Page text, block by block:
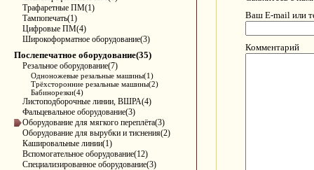
Трафаретные ПМ(1)
Тампопечать(1)
Цифровые ПМ(4)
Широкоформатное оборудование(3)
Послепечатное оборудование(35)
Резальное оборудование(7)
Одноножевые резальные машины(1)
Трёхсторонние резальные машины(2)
Бабинорезки(4)
Листоподборочные линии, ВШРА(4)
Фальцевальное оборудование(3)
Оборудование для мягкого переплёта(3)
Оборудование для вырубки и тиснения(2)
Кашировальные линии(1)
Вспомогательное оборудование(12)
Специализированное оборудование(3)
Ваш E-mail или
Комментарий